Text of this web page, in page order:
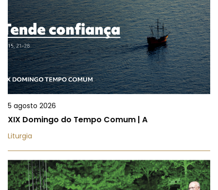
5 agosto 2026
XIX Domingo do Tempo Comum | A
Liturgia